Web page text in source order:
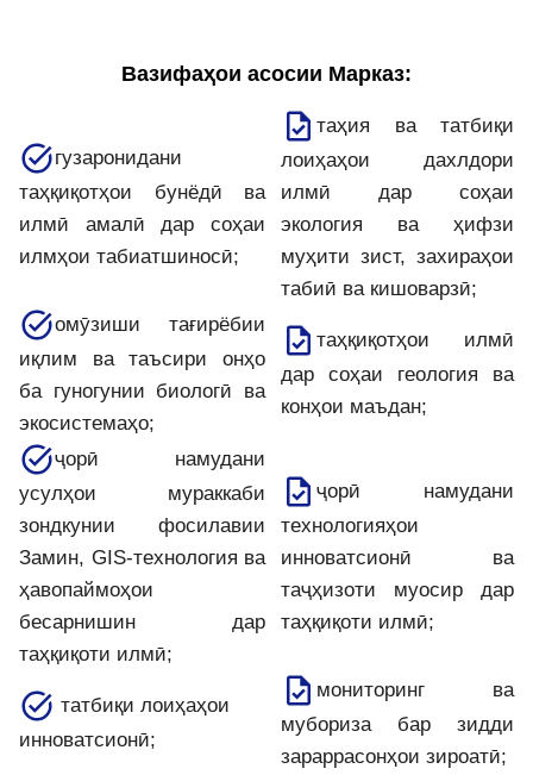
Вазифаҳои асосии Марказ:
гузаронидани
таҳқиқотҳои бунёдӣ ва
илмӣ амалӣ дар соҳаи
илмҳои табиатшиносӣ;
таҳия ва татбиқи
лоиҳаҳои дахлдори
илмӣ дар соҳаи
экология ва ҳифзи
муҳити зист, захираҳои
табиӣ ва кишоварзӣ;
омӯзиши тағирёбии
иқлим ва таъсири онҳо
ба гуногунии биологӣ ва
экосистемаҳо;
таҳқиқотҳои илмӣ
дар соҳаи геология ва
конҳои маъдан;
ҷорӣ намудани
усулҳои мураккаби
зондкунии фосилавии
Замин, GIS-технология ва
ҳавопаймоҳои
бесарнишин дар
таҳқиқоти илмӣ;
ҷорӣ намудани
технологияҳои
инноватсионӣ ва
таҷҳизоти муосир дар
таҳқиқоти илмӣ;
татбиқи лоиҳаҳои
инноватсионӣ;
мониторинг ва
мубориза бар зидди
зараррасонҳои зироатӣ;